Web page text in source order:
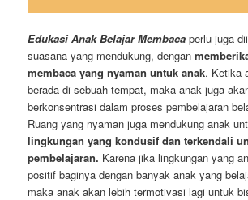
Edukasi Anak Belajar Membaca perlu juga
suasana yang mendukung, dengan
membaca yang nyaman untuk anak. Ketika
berada di sebuah tempat, maka anak juga
berkonsentrasi dalam proses pembelajaran
Ruang yang nyaman juga mendukung anak
lingkungan yang kondusif dan terkendali
pembelajaran. Karena jika lingkungan yang
positif baginya dengan banyak anak yang
maka anak akan lebih termotivasi lagi untuk